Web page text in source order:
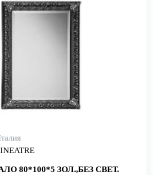
80*100*5 ЗОЛ.,БЕЗ СВЕТ.